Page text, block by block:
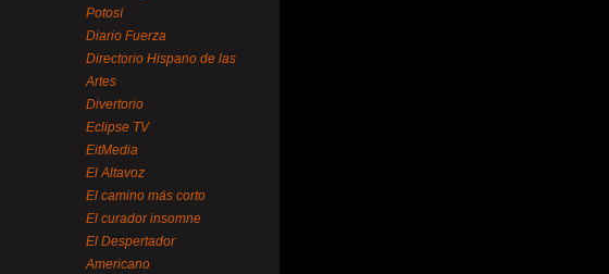
Potosí
Diario Fuerza
Directorio Hispano de las
Artes
Divertorio
Eclipse TV
EitMedia
El Altavoz
El camino más corto
El curador insomne
El Despertador
Americano